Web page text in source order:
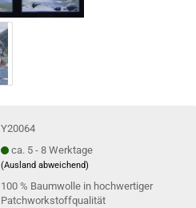
Y20064
ca. 5 - 8 Werktage
(Ausland abweichend)
100 % Baumwolle in hochwertiger
Patchworkstoffqualität